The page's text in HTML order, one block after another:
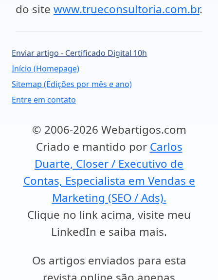
do site www.trueconsultoria.com.br.
Enviar artigo - Certificado Digital 10h
Início (Homepage)
Sitemap (Edições por mês e ano)
Entre em contato
© 2006-2026 Webartigos.com
Criado e mantido por Carlos
Duarte, Closer / Executivo de
Contas, Especialista em Vendas e
Marketing (SEO / Ads).
Clique no link acima, visite meu
LinkedIn e saiba mais.
Os artigos enviados para esta